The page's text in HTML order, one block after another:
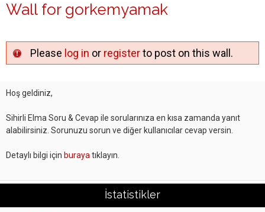
Wall for gorkemyamak
Please log in or registerto post on this wall.
Hoş geldiniz,
Sihirli Elma Soru & Cevap ile sorularınıza en kısa zamanda yanıt
alabilirsiniz. Sorunuzu sorun ve diğer kullanıcılar cevap versin.
Detaylı bilgi için buraya tıklayın.
İstatistikler